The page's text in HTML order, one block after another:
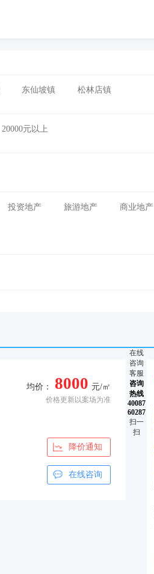
东仙坡镇 松林店镇
20000元以上
投资地产 旅游地产 商业地产
元/㎡
8000
均价：
价格更新以案场为准
降价通知
在线咨询
在线
咨询
客服
咨询
热线
40087
60287
扫一
扫